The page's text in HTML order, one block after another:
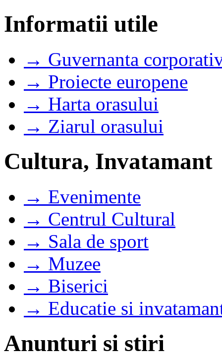
Informatii utile
→ Guvernanta
→ Proiecte europene
→ Harta orasului
→ Ziarul orasului
Cultura, Invatamant
→ Evenimente
→ Centrul Cultural
→ Sala de sport
→ Muzee
→ Biserici
→ Educatie si
Anunturi si stiri